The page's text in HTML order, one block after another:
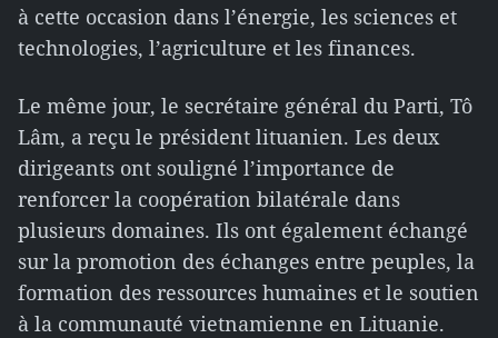
à cette occasion dans l’énergie, les sciences et
technologies, l’agriculture et les finances.
Le même jour, le secrétaire général du Parti, Tô
Lâm, a reçu le président lituanien. Les deux
dirigeants ont souligné l’importance de
renforcer la coopération bilatérale dans
plusieurs domaines. Ils ont également échangé
sur la promotion des échanges entre peuples, la
formation des ressources humaines et le soutien
à la communauté vietnamienne en Lituanie.